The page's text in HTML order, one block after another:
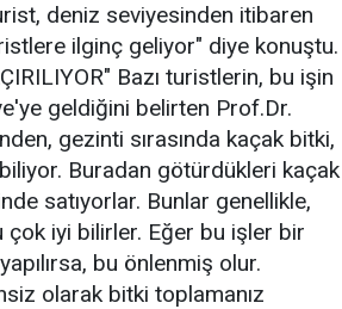
deniz seviyesinden itibaren
ilginç geliyor" diye konuştu.
Bazı turistlerin, bu işin
geldiğini belirten Prof.Dr.
gezinti sırasında kaçak bitki,
Buradan götürdükleri kaçak
satıyorlar. Bunlar genellikle,
iyi bilirler. Eğer bu işler bir
bu önlenmiş olur.
olarak bitki toplamanız